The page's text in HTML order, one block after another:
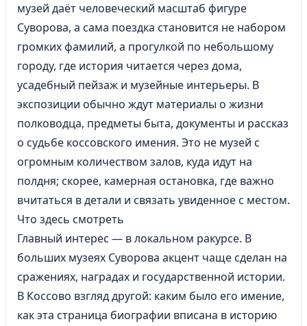
музей даёт человеческий масштаб фигуре
Суворова, а сама поездка становится не набором
громких фамилий, а прогулкой по небольшому
городу, где история читается через дома,
усадебный пейзаж и музейные интерьеры. В
экспозиции обычно ждут материалы о жизни
полководца, предметы быта, документы и рассказ
о судьбе коссовского имения. Это не музей с
огромным количеством залов, куда идут на
полдня; скорее, камерная остановка, где важно
вчитаться в детали и связать увиденное с местом.
Что здесь смотреть
Главный интерес — в локальном ракурсе. В
больших музеях Суворова акцент чаще сделан на
сражениях, наградах и государственной истории.
В Коссово взгляд другой: каким было его имение,
как эта страница биографии вписана в историю